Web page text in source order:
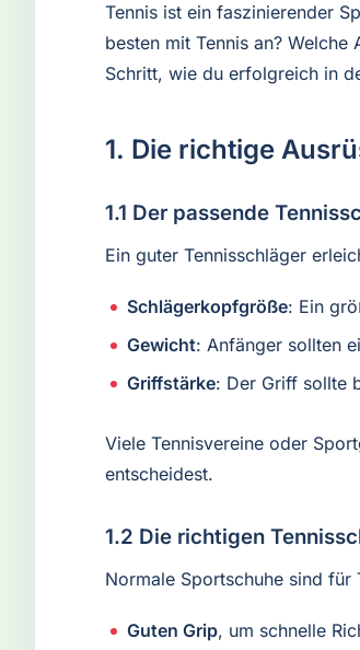
Tennis ist ein faszinierender
besten mit Tennis an?
Schritt, wie du erfolgreich in
1. Die richtige
1.1 Der passende
Ein guter Tennisschläger
Schlägerkopfgröße: Ein
Gewicht: Anfänger sollten
Griffstärke: Der Griff sollte
Viele Tennisvereine oder
entscheidest.
1.2 Die richtigen
Normale Sportschuhe sind für
Guten Grip, um schnelle